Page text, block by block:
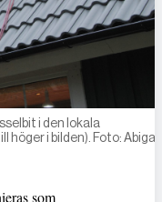
i den lokala
i bilden). Foto: Abigail
som